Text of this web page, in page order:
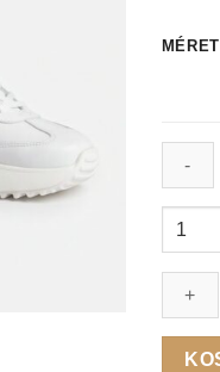
MÉRET
Lux
Dessi
sneaker